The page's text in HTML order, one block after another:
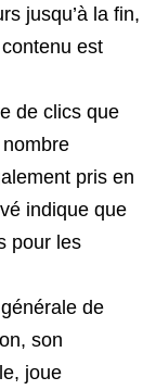
jusqu’à la fin,
est
de clics que
pris en
indique que
pour les
de
son
joue